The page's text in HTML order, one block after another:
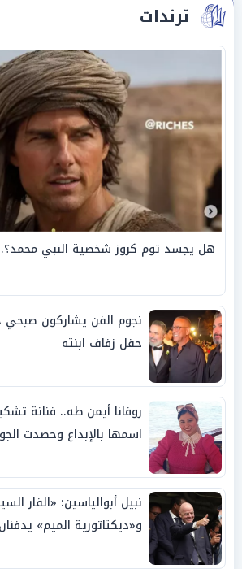
ترندات
هل يجسد توم كروز شخصية النبي محمد؟..
نجوم الفن يشاركون
حفل زفاف ابنته
روفانا أيمن طه.. فنانة
اسمها بالإبداع وحصدت
نبيل أبوالياسين: «الفار
و«ديكتاتورية الميم»